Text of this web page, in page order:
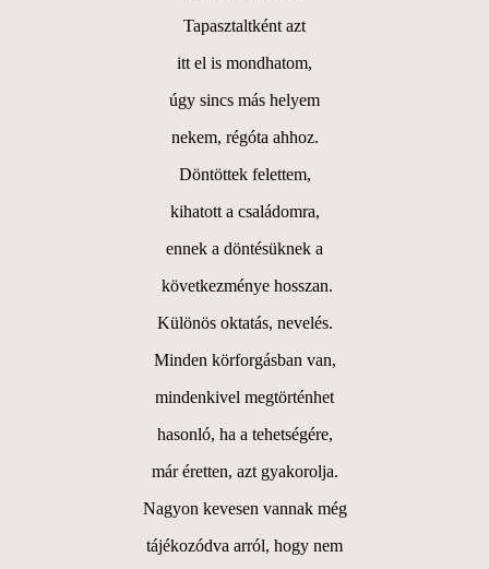
Tapasztaltként azt
itt el is mondhatom,
úgy sincs más helyem
nekem, régóta ahhoz.
Döntöttek felettem,
kihatott a családomra,
ennek a döntésüknek a
következménye hosszan.
Különös oktatás, nevelés.
Minden körforgásban van,
mindenkivel megtörténhet
hasonló, ha a tehetségére,
már éretten, azt gyakorolja.
Nagyon kevesen vannak még
tájékozódva arról, hogy nem